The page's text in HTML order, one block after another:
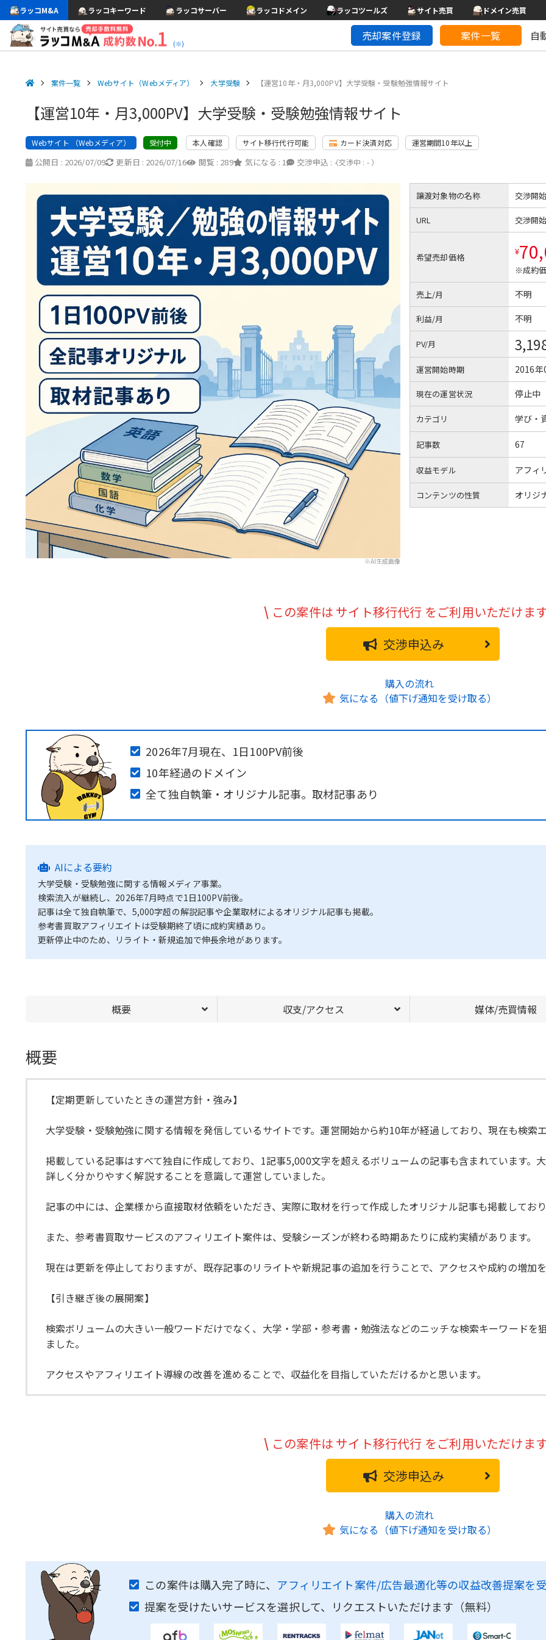
ラッコM&A ラッコキーワード ラッコサーバー ラッコドメイン ラッコツールズ サイト売買 ドメイン売買
(※)
売却案件登録 案件一覧 自
案件一覧 Webサイト（Webメディア） 大学受験 【運営10年・月3,000PV】大学受験・受験勉強情報サイト
【運営10年・月3,000PV】大学受験・受験勉強情報サイト
Webサイト （Webメディア） 受付中 本人確認 サイト移行代行可能 カード決済対応 運営期間10年以上
公開日 : 2026/07/09 更新日 : 2026/07/16 閲覧 : 289 気になる : 1 交渉申込 : -
（交渉中 : - ）
※AI生成画像
譲渡対象物の名称 交渉開
URL 交渉開
希望売却価格 ¥
※成約
売上/月 不明
利益/月 不明
PV/月
運営開始時期 2016年
現在の運営状況 停止中
カテゴリ 学び・
記事数 67
収益モデル アフィ
コンテンツの性質 オリジ
\ この案件は サイト移行代行 をご利用いただけま
交渉申込み
購入の流れ
気になる（値下げ通知を受け取る）
2026年7月現在、1日100PV前後
10年経過のドメイン
全て独自執筆・オリジナル記事。取材記事あり
AIによる要約
大学受験・受験勉強に関する情報メディア事業。
検索流入が継続し、2026年7月時点で1日100PV前後。
記事は全て独自執筆で、5,000字超の解説記事や企業取材によるオリジナル記事も掲載。
参考書買取アフィリエイトは受験期終了頃に成約実績あり。
更新停止中のため、リライト・新規追加で伸長余地があります。
概要 収支/アクセス 媒体/売買情報
概要
【定期更新していたときの運営方針・強み】
大学受験・受験勉強に関する情報を発信しているサイトです。運営開始から約10年が経過しており、現在も検索
掲載している記事はすべて独自に作成しており、1記事5,000文字を超えるボリュームの記事も含まれています。
詳しく分かりやすく解説することを意識して運営していました。
記事の中には、企業様から直接取材依頼をいただき、実際に取材を行って作成したオリジナル記事も掲載してお
また、参考書買取サービスのアフィリエイト案件は、受験シーズンが終わる時期あたりに成約実績があります。
現在は更新を停止しておりますが、既存記事のリライトや新規記事の追加を行うことで、アクセスや成約の増加
【引き継ぎ後の展開案】
検索ボリュームの大きい一般ワードだけでなく、大学・学部・参考書・勉強法などのニッチな検索キーワードを
ました。
アクセスやアフィリエイト導線の改善を進めることで、収益化を目指していただけるかと思います。
\ この案件は サイト移行代行 をご利用いただけま
交渉申込み
購入の流れ
気になる（値下げ通知を受け取る）
この案件は購入完了時に、 アフィリエイト案件/広告最適化等の収益改善提案を
提案を受けたいサービスを選択して、リクエストいただけます（無料）